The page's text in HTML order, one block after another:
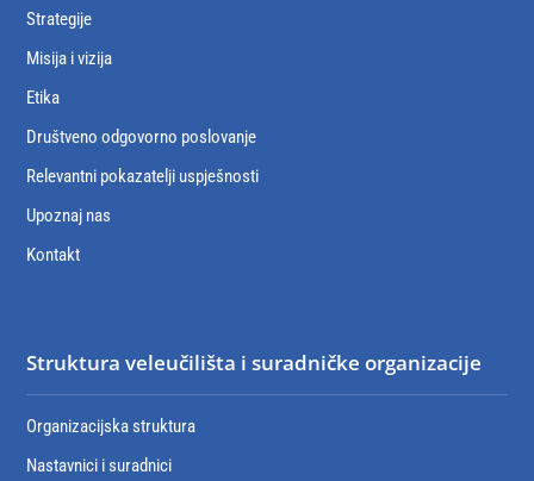
Strategije
Misija i vizija
Etika
Društveno odgovorno poslovanje
Relevantni pokazatelji uspješnosti
Upoznaj nas
Kontakt
Struktura veleučilišta i suradničke organizacije
Organizacijska struktura
Nastavnici i suradnici